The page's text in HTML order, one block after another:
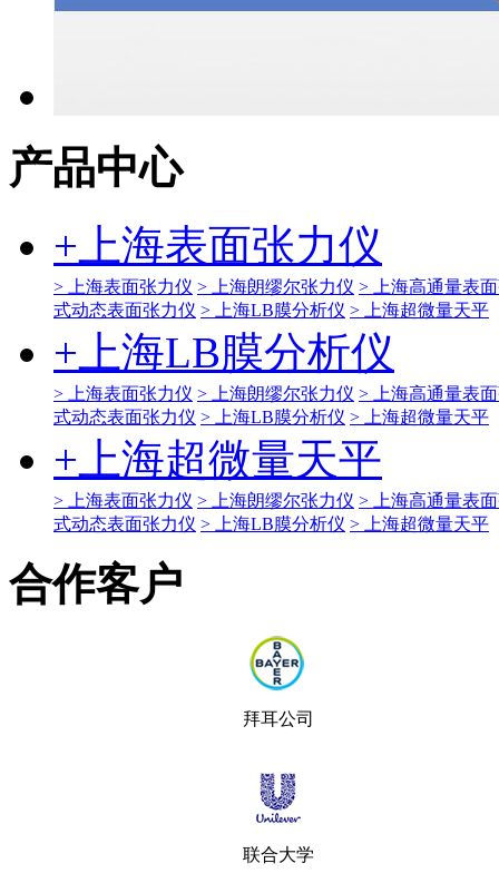
产品中心
+ 上海表面张力仪
> 上海表面张力仪 > 上海朗缪尔张力仪 > 上海高通量表
式动态表面张力仪 > 上海LB膜分析仪 > 上海超微量天平
+ 上海LB膜分析仪
> 上海表面张力仪 > 上海朗缪尔张力仪 > 上海高通量表
式动态表面张力仪 > 上海LB膜分析仪 > 上海超微量天平
+ 上海超微量天平
> 上海表面张力仪 > 上海朗缪尔张力仪 > 上海高通量表
式动态表面张力仪 > 上海LB膜分析仪 > 上海超微量天平
合作客户
拜耳公司
联合大学